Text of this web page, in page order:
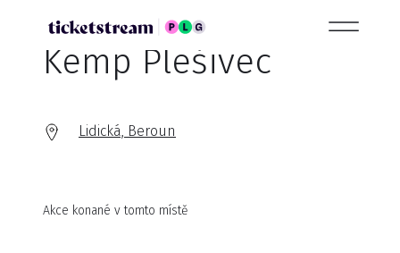
Kemp Plešivec
Lidická, Beroun
Akce konané v tomto místě